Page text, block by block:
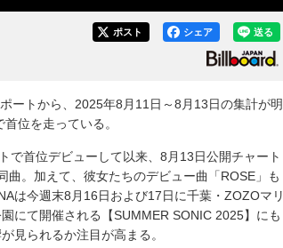
送る
シェア
ポスト
ートから、2025年8月11日～8月13日の集計が明
位を走っている。
首位デビューして以来、8月13日公開チャート
。加えて、彼女たちのデビュー曲「ROSE」も
は今週末8月16日および17日に千葉・ZOZOマリ
にて開催される【SUMMER SONIC 2025】にも
見られるか注目が高まる。